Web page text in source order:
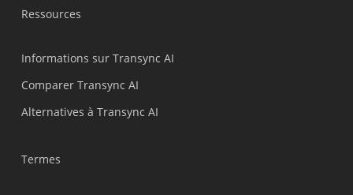
Ressources
Informations sur Transync AI
Comparer Transync AI
Alternatives à Transync AI
Termes